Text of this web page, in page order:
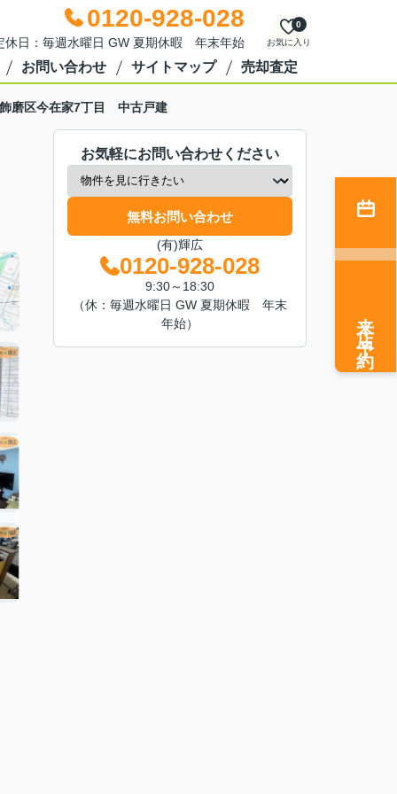
0120-928-028
日：毎週水曜日 GW 夏期休暇 年末年始 お気に入り
0
お問い合わせ サイトマップ 売却査定
磨区今在家7丁目 中古戸建
お気軽にお問い合わせください
無料お問い合わせ
(有)輝広
0120-928-028
9:30～18:30
（休：毎週水曜日 GW 夏期休暇 年末
年始）
来店予約